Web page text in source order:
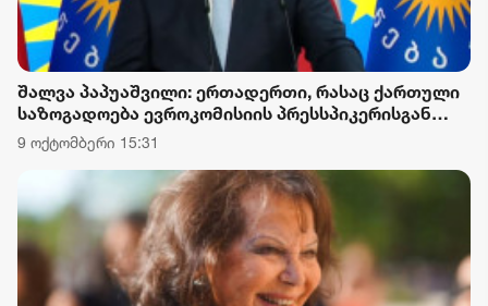
შალვა პაპუაშვილი: ერთადერთი, რასაც ქართული
საზოგადოება ევროკომისიის პრესსპიკერისგან
მოელის, არის ბოდიში ხელისუფლების დამხობის
მიზნით დაორგანიზებული შეკრების მხარდაჭერის
9 ოქტომბერი 15:31